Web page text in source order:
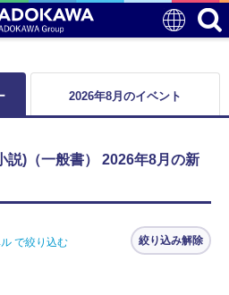
2026年8月のイベント
説)（一般書） 2026年8月の新
で絞り込む 絞り込み解除